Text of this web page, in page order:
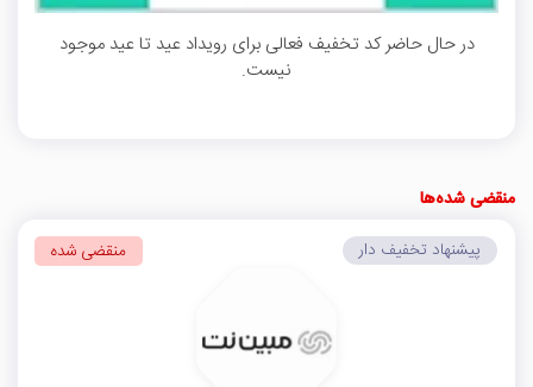
در حال حاضر کد تخفیف فعالی برای رویداد عید تا عید موجود
نیست.
منقضی شده‌ها
پیشنهاد تخفیف دار منقضی شده